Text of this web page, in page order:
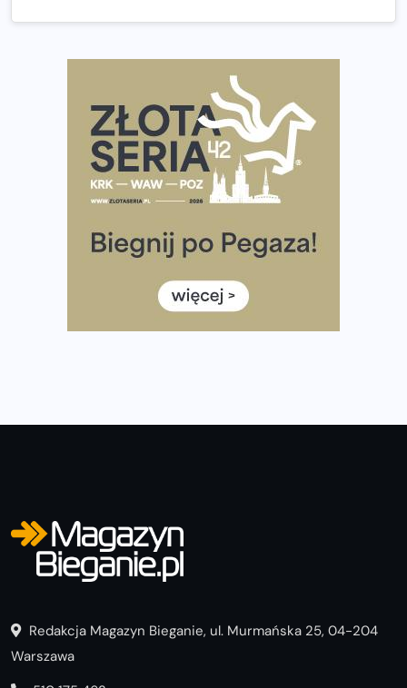
Rozbiegany Olsztyn szykuje się na weekend z
półmaratonem
Już w tę sobotę 35. Bieg Powstania Warszawskiego.
Wystartuje rekordowa liczba uczestników
35. Bieg Powstania Warszawskiego – praktyczny
Ile razy w tygodniu biegać? 3 treningi wystarczą? Jak
często biegać, żeby robić postępy
Już w ten weekend! Przed nami Nocny Portowy Maraton
i Półmaraton Szczeciński. Wszystko, co warto wiedzieć
Redakcja Magazyn Bieganie, ul. Murmańska 25, 04-204
Warszawa